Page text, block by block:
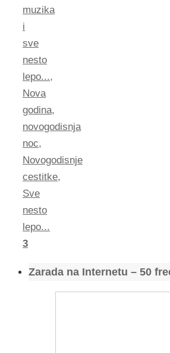
muzika
i
sve
nesto
lepo...,
Nova
godina,
novogodisnja
noc,
Novogodisnje
cestitke,
Sve
nesto
lepo...
3
Zarada na Internetu – 50